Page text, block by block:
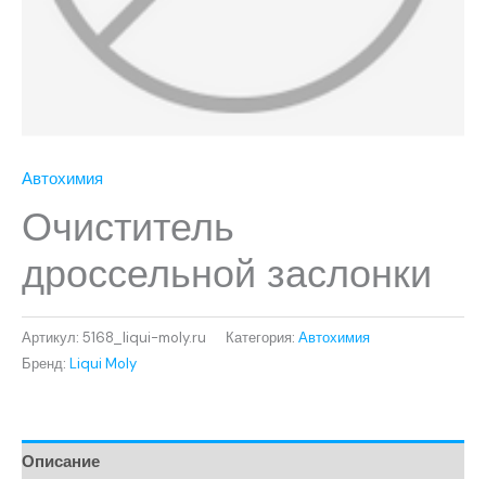
Автохимия
Очиститель
дроссельной заслонки
Артикул: 5168_liqui-moly.ru Категория: Автохимия
Бренд: Liqui Moly
Описание